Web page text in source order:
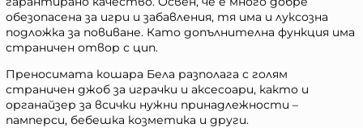
обезопасена за игри и забавления, тя има и луксозна
подложка за повиване. Като допълнителна функция има
страничен отвор с цип.
Преносимата кошара Бела разполага с голям
страничен джоб за играчки и аксесоари, както и
органайзер за всички нужни принадлежности –
памперси, бебешка козметика и други.